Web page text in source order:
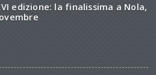
edizione: la finalissima a Nola,